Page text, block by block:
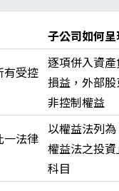
子公司如何
有受控
逐項併入資
損益，外部
非控制權益
一法律
以權益法列
權益法之投
科目